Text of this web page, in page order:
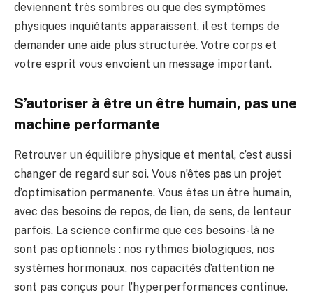
deviennent très sombres ou que des symptômes
physiques inquiétants apparaissent, il est temps de
demander une aide plus structurée. Votre corps et
votre esprit vous envoient un message important.
S’autoriser à être un être humain, pas une
machine performante
Retrouver un équilibre physique et mental, c’est aussi
changer de regard sur soi. Vous n’êtes pas un projet
d’optimisation permanente. Vous êtes un être humain,
avec des besoins de repos, de lien, de sens, de lenteur
parfois. La science confirme que ces besoins-là ne
sont pas optionnels : nos rythmes biologiques, nos
systèmes hormonaux, nos capacités d’attention ne
sont pas conçus pour l’hyperperformances continue.